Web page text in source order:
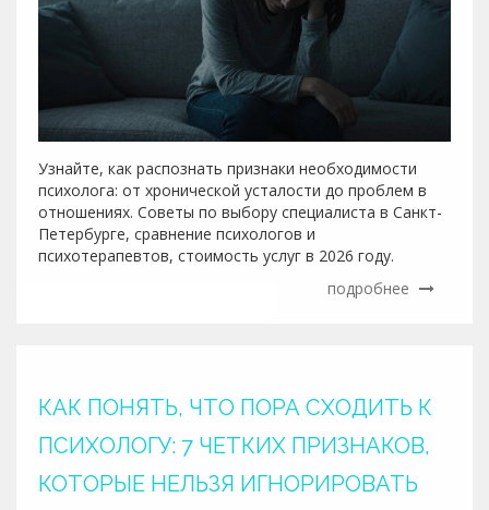
Узнайте, как распознать признаки необходимости
психолога: от хронической усталости до проблем в
отношениях. Советы по выбору специалиста в Санкт-
Петербурге, сравнение психологов и
психотерапевтов, стоимость услуг в 2026 году.
подробнее
КАК ПОНЯТЬ, ЧТО ПОРА СХОДИТЬ К
ПСИХОЛОГУ: 7 ЧЕТКИХ ПРИЗНАКОВ,
КОТОРЫЕ НЕЛЬЗЯ ИГНОРИРОВАТЬ